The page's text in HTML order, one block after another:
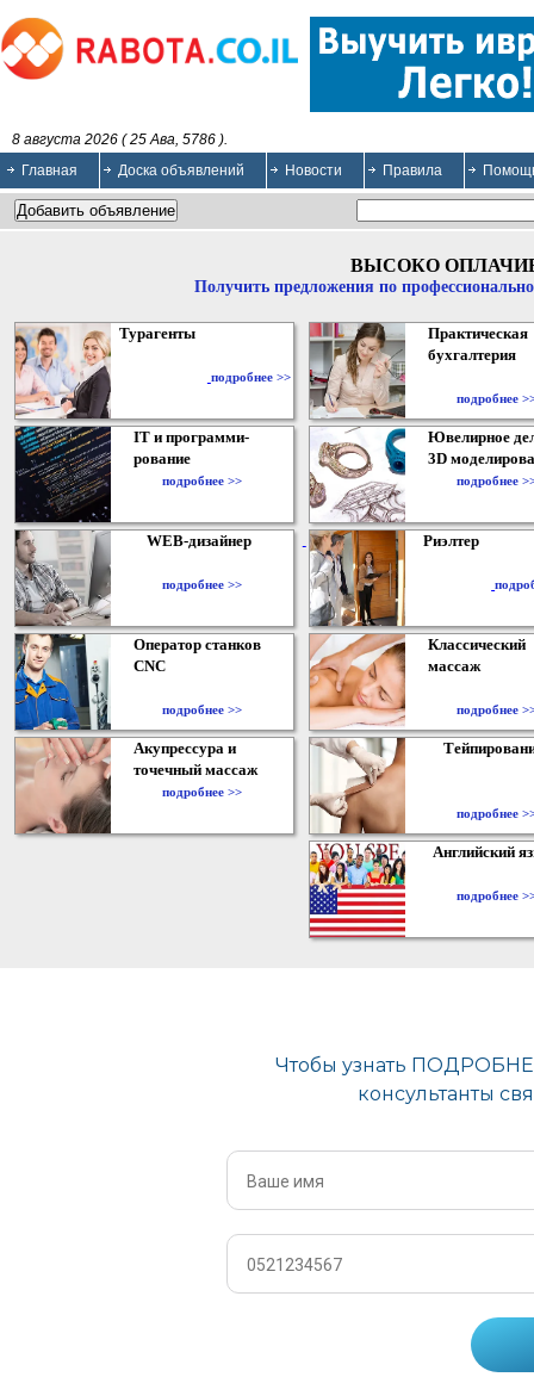
8 августа 2026 ( 25 Ава, 5786 ).
Главная
Доска объявлений Новости Правила
ВЫСОКО
Получить предложения по
Турагенты
подробнее >>
Практическая
бухгалтерия
подробнее
IT и программи-
рование
подробнее >>
Ювелирное
3D
подробнее
WEB-дизайнер
подробнее >>
Риэлтер
Оператор станков
CNC
подробнее >>
Классический
массаж
подробнее
Акупрессура и
точечный массаж
подробнее >>
подробнее
Английский
подробнее